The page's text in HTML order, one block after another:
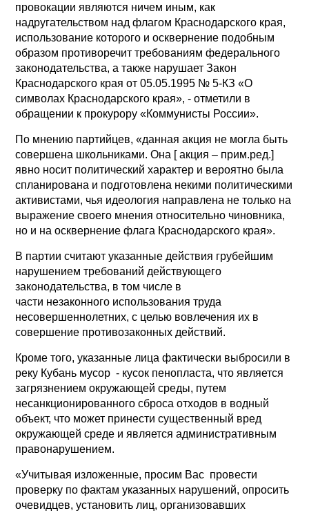
провокации являются ничем иным, как
надругательством над флагом Краснодарского края,
использование которого и осквернение подобным
образом противоречит требованиям федерального
законодательства, а также нарушает Закон
Краснодарского края от 05.05.1995 № 5-КЗ «О
символах Краснодарского края», - отметили в
обращении к прокурору «Коммунисты России».
По мнению партийцев, «данная акция не могла быть
совершена школьниками. Она [ акция – прим.ред.]
явно носит политический характер и вероятно была
спланирована и подготовлена некими политическими
активистами, чья идеология направлена не только на
выражение своего мнения относительно чиновника,
но и на осквернение флага Краснодарского края».
В партии считают указанные действия грубейшим
нарушением требований действующего
законодательства, в том числе в
части незаконного использования труда
несовершеннолетних, с целью вовлечения их в
совершение противозаконных действий.
Кроме того, указанные лица фактически выбросили в
реку Кубань мусор - кусок пенопласта, что является
загрязнением окружающей среды, путем
несанкционированного сброса отходов в водный
объект, что может принести существенный вред
окружающей среде и является административным
правонарушением.
«Учитывая изложенные, просим Вас провести
проверку по фактам указанных нарушений, опросить
очевидцев, установить лиц, организовавших